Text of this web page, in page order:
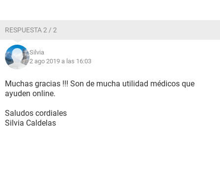
RESPUESTA 2 / 2
Silvia
2 ago 2019 a las 16:03
Muchas gracias !!! Son de mucha utilidad médicos que
ayuden online.
Saludos cordiales
Silvia Caldelas